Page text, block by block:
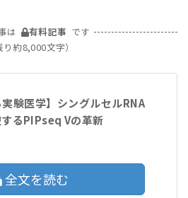
は 有料記事 です
り約8,000文字）
実験医学】シングルセルRNA
るPIPseq Vの革新
全文を読む